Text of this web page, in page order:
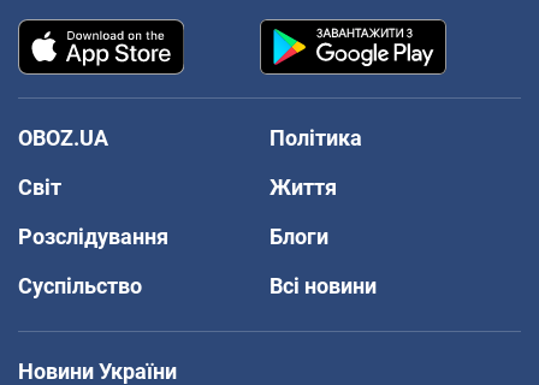
OBOZ.UA
Політика
Світ
Життя
Розслідування
Блоги
Суспільство
Всі новини
Новини України